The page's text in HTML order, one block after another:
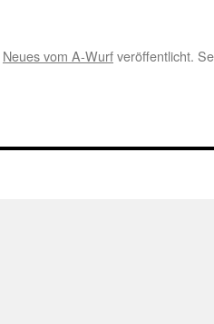
Neues vom A-Wurfveröffentlicht.